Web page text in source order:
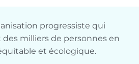
progressiste qui
milliers de personnes en
et écologique.